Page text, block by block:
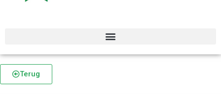
Terug